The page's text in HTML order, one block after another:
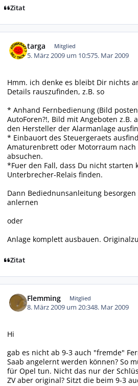
Zitat
targa Mitglied
5. März 2009 um 10:575. Mar 2009
Hmm. ich denke es bleibt Dir nichts
Details rauszufinden, z.B. so
* Anhand Fernbedienung (Bild
AutoForen?!, Bild mit Angeboten z.B.
den Hersteller der Alarmanlage
* Einbauort des Steuergeraets
Amaturenbrett oder Motorraum nach
absuchen.
*Fuer den Fall, dass Du nicht starten
Unterbrecher-Relais finden.
Dann Bediednunsanleitung
anlernen
oder
Anlage komplett ausbauen.
Zitat
Flemming Mitglied
8. März 2009 um 20:348. Mar 2009
Hi
gab es nicht ab 9-3 auch "fremde"
Saab angelernt werden können? So
für Opel tun. Nicht das nur der
ZV aber original? Sitzt die beim 9-3